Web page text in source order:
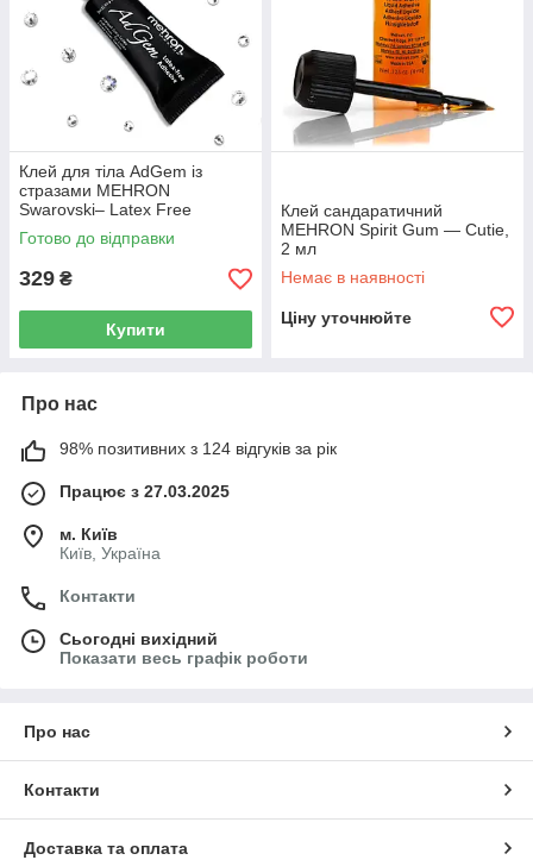
Клей для тіла AdGem із
стразами MEHRON
Swarovski– Latex Free
Adhesive – w/12 Rhinestones -
.125oz., 4 мл
Готово до відправки
329 ₴
Купити
Клей сандаратичний
MEHRON Spirit Gum — Cutie,
2 мл
Немає в наявності
Ціну уточнюйте
Про нас
98% позитивних з 124 відгуків за рік
Працює з 27.03.2025
м. Київ
Київ, Україна
Контакти
Сьогодні вихідний
Показати весь графік роботи
Про нас
Контакти
Доставка та оплата